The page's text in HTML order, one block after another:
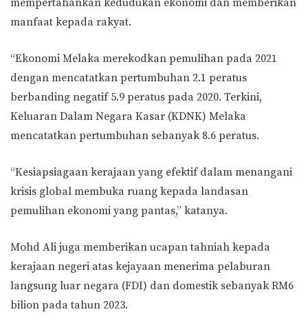
mempertahankan kedudukan ekonomi dan memberikan
manfaat kepada rakyat.
“Ekonomi Melaka merekodkan pemulihan pada 2021
dengan mencatatkan pertumbuhan 2.1 peratus
berbanding negatif 5.9 peratus pada 2020. Terkini,
Keluaran Dalam Negara Kasar (KDNK) Melaka
mencatatkan pertumbuhan sebanyak 8.6 peratus.
“Kesiapsiagaan kerajaan yang efektif dalam menangani
krisis global membuka ruang kepada landasan
pemulihan ekonomi yang pantas,” katanya.
Mohd Ali juga memberikan ucapan tahniah kepada
kerajaan negeri atas kejayaan menerima pelaburan
langsung luar negara (FDI) dan domestik sebanyak RM6
bilion pada tahun 2023.